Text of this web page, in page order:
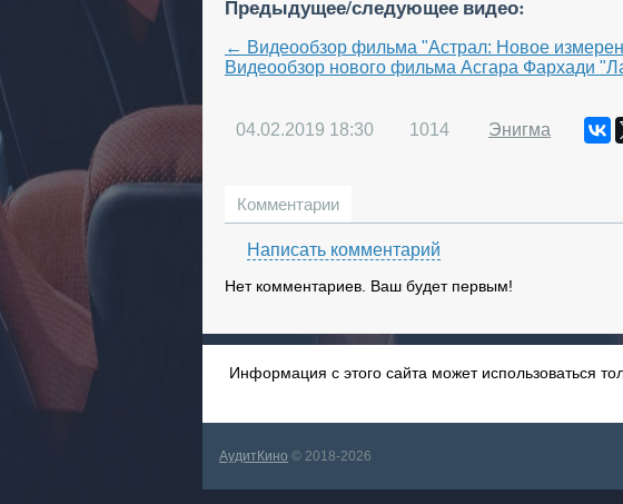
Предыдущее/следующее видео:
← Видеообзор фильма "Астрал: Новое
Видеообзор нового фильма Асгара Фархади
04.02.2019 18:30 1014 Энигма
Комментарии
Написать комментарий
Нет комментариев. Ваш будет первым!
Информация с этого сайта может использоваться
АудитКино © 2018-2026